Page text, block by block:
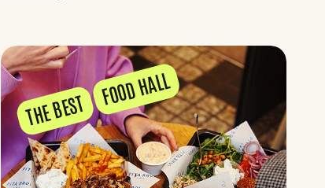
THE BEST
FOOD HALL